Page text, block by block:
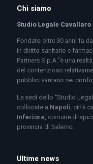
Chi siamo
Studio Legale Cavallaro
Fondato oltre 30 anni fa
in diritto sanitario e
Partners S.p.A.”è una
del contenzioso
pubblici vantano nei
Le sedi dello “Studio
collocate a Napoli, città
Inferiore, comune di
provincia di Salerno.
Ultime news